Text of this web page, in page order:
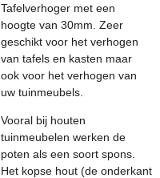
Tafelverhoger met een
hoogte van 30mm. Zeer
geschikt voor het verhogen
van tafels en kasten maar
ook voor het verhogen van
uw tuinmeubels.
Vooral bij houten
tuinmeubelen werken de
poten als een soort spons.
Het kopse hout (de onderkant